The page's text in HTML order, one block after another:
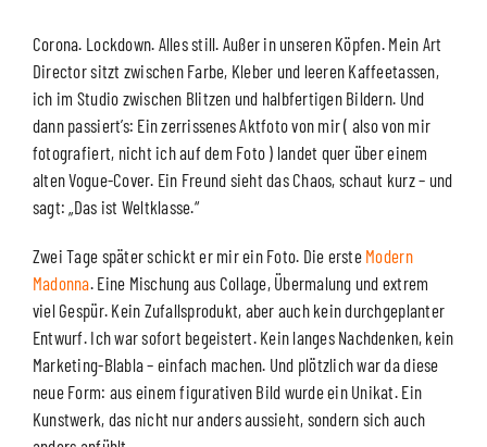
Corona. Lockdown. Alles still. Außer in unseren Köpfen. Mein Art
Director sitzt zwischen Farbe, Kleber und leeren Kaffeetassen,
ich im Studio zwischen Blitzen und halbfertigen Bildern. Und
dann passiert’s: Ein zerrissenes Aktfoto von mir ( also von mir
fotografiert, nicht ich auf dem Foto ) landet quer über einem
alten Vogue-Cover. Ein Freund sieht das Chaos, schaut kurz – und
sagt: „Das ist Weltklasse.“
Zwei Tage später schickt er mir ein Foto. Die erste Modern
Madonna. Eine Mischung aus Collage, Übermalung und extrem
viel Gespür. Kein Zufallsprodukt, aber auch kein durchgeplanter
Entwurf. Ich war sofort begeistert. Kein langes Nachdenken, kein
Marketing-Blabla – einfach machen. Und plötzlich war da diese
neue Form: aus einem figurativen Bild wurde ein Unikat. Ein
Kunstwerk, das nicht nur anders aussieht, sondern sich auch